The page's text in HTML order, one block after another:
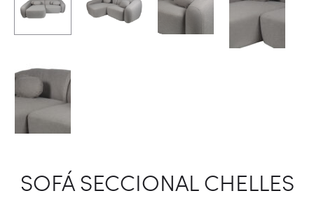
SOFÁ SECCIONAL CHELLES